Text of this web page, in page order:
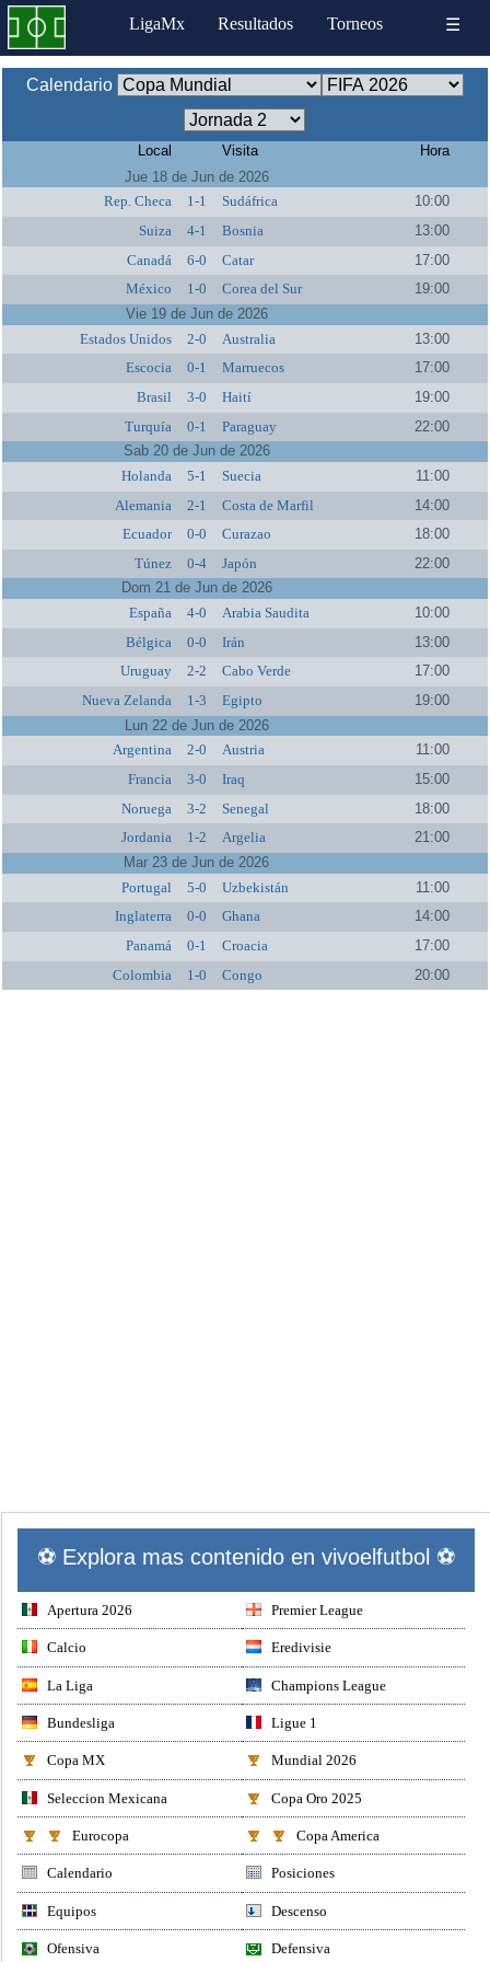
LigaMx Resultados Torneos ☰
Calendario
Local Visita
Hora
Jue 18 de Jun de 2026
Rep. Checa
1-1 Sudáfrica
10:00
Suiza
4-1 Bosnia
13:00
Canadá
6-0 Catar
17:00
México
1-0 Corea del Sur
19:00
Vie 19 de Jun de 2026
Estados Unidos
2-0 Australia
13:00
Escocia
0-1 Marruecos
17:00
Brasil
3-0 Haití
19:00
Turquía
0-1 Paraguay
22:00
Sab 20 de Jun de 2026
Holanda
5-1 Suecia
11:00
Alemania
2-1 Costa de Marfil
14:00
Ecuador
0-0 Curazao
18:00
Túnez
0-4 Japón
22:00
Dom 21 de Jun de 2026
España
4-0 Arabia Saudita
10:00
Bélgica
0-0 Irán
13:00
Uruguay
2-2 Cabo Verde
17:00
Nueva Zelanda
1-3 Egipto
19:00
Lun 22 de Jun de 2026
Argentina
2-0 Austria
11:00
Francia
3-0 Iraq
15:00
Noruega
3-2 Senegal
18:00
Jordania
1-2 Argelia
21:00
Mar 23 de Jun de 2026
Portugal
5-0 Uzbekistán
11:00
Inglaterra
0-0 Ghana
14:00
Panamá
0-1 Croacia
17:00
Colombia
1-0 Congo 20:00
⚽ Explora mas contenido en vivoelfutbol ⚽
Apertura 2026 Premier League
Calcio Eredivisie
La Liga Champions League
Bundesliga Ligue 1
Copa MX Mundial 2026
Seleccion Mexicana Copa Oro 2025
Eurocopa Copa America
Calendario Posiciones
Equipos Descenso
Ofensiva Defensiva